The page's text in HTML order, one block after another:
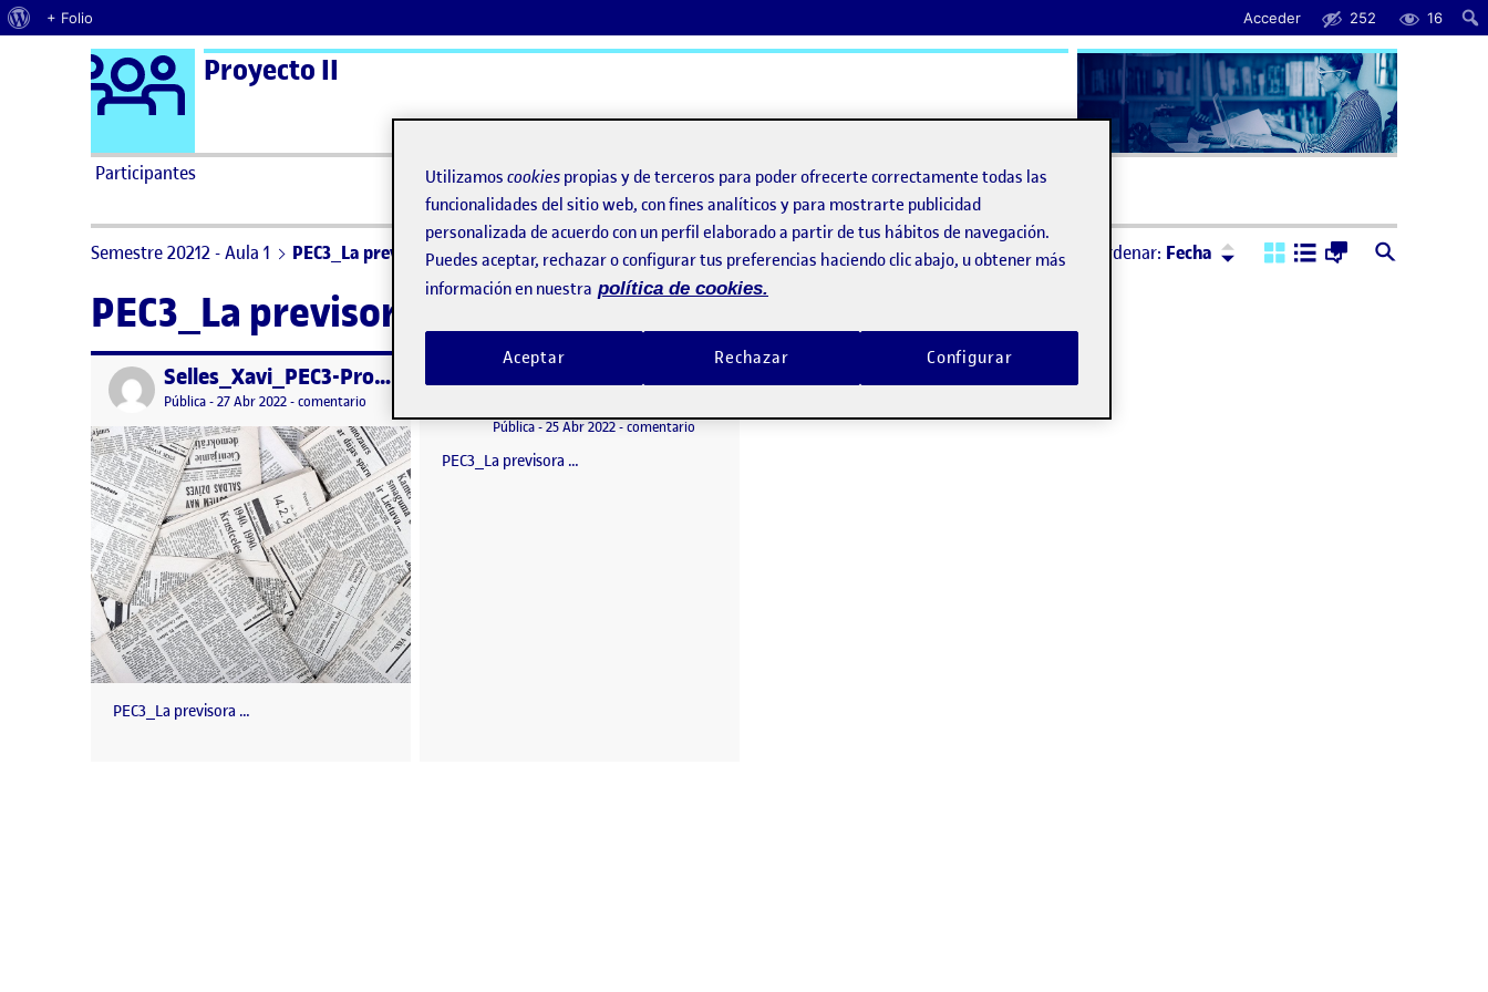
Acerca de WordPress
+ Folio Acceder 252 16
Saltar al contenido Logo Ágora
Proyecto II
Participantes ActiFolios Ayuda
Semestre 20212 - Aula 1 PEC3_La previsora Ordenar: Fecha Ordenar:Descendente
PEC3_La previsora
Publicado por Selles_Xavi_PEC3-Proyecto
Visibilidad:
Pública-Fecha de publicación
27 Abr 2022-comentario
PEC3_La previsora …
PROYECTO II _La Previsora EOLONIMIA
Visibilidad:
Pública-Fecha de publicación
25 Abr 20222 octubre, 2023 9:11 pm
-comentarioen PROYECTO II _La Previsora EOLONIMIA
PEC3_La previsora …
Utilizamos cookies propias y de terceros para poder ofrecerte correctamente todas las
funcionalidades del sitio web, con fines analíticos y para mostrarte publicidad
personalizada de acuerdo con un perfil elaborado a partir de tus hábitos de navegación.
Puedes aceptar, rechazar o configurar tus preferencias haciendo clic abajo, u obtener más
información en nuestra política de cookies.
Rechazar
Aceptar Configurar